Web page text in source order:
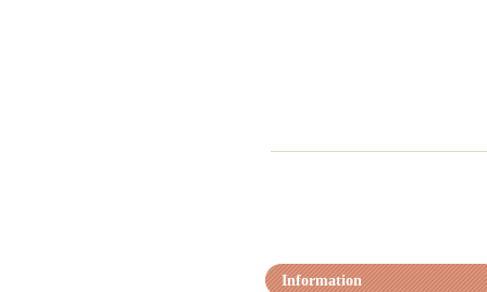
Information